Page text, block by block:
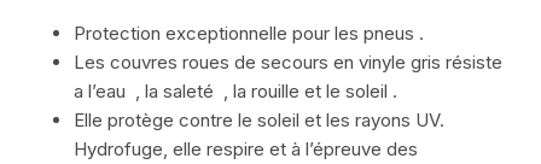
Protection exceptionnelle pour les pneus .
Les couvres roues de secours en vinyle gris résiste
a l’eau , la saleté , la rouille et le soleil .
Elle protège contre le soleil et les rayons UV.
Hydrofuge, elle respire et à l’épreuve des